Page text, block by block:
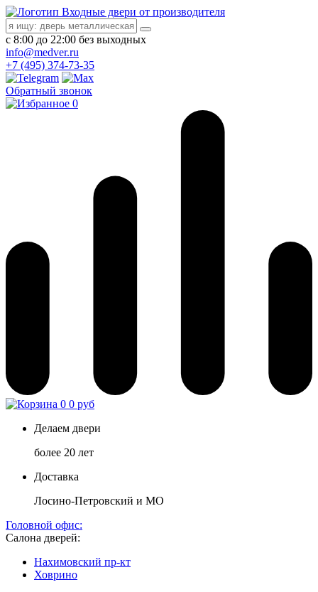
Входные двери от производителя
с 8:00 до 22:00 без выходных
info@medver.ru
+7 (495) 374-73-35
Обратный звонок
0
0 0 руб
Делаем двери
более 20 лет
Доставка
Лосино-Петровский и МО
Головной офис:
Салона дверей:
Нахимовский пр-кт
Ховрино